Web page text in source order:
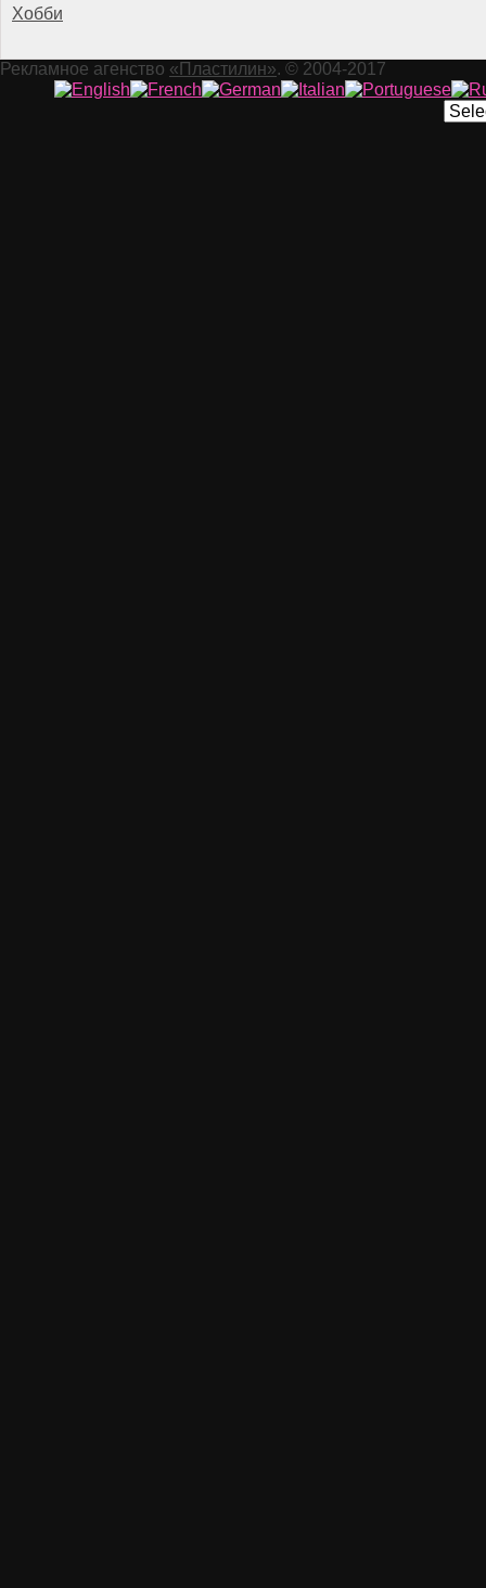
Хобби
Рекламное агенство «Пластилин». © 2004-2017